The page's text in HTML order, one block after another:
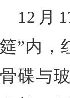
12月
筵”内，
骨碟与